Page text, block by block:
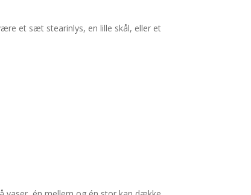
et sæt stearinlys, en lille skål, eller et